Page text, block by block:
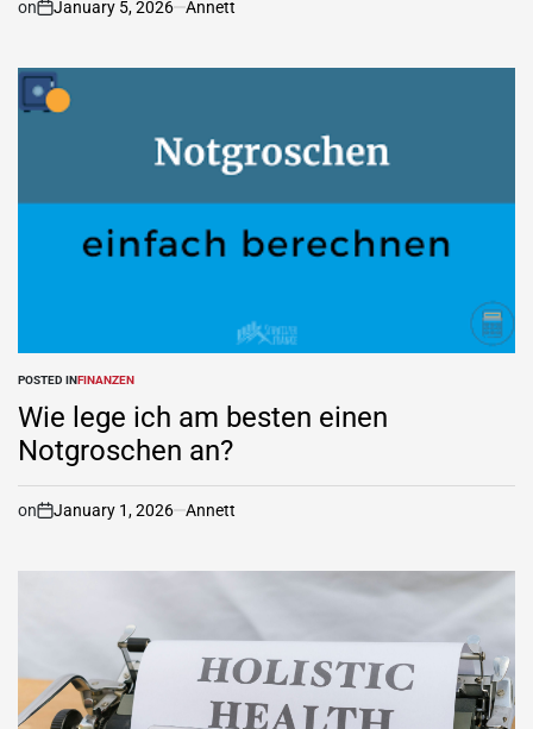
on January 5, 2026 Annett
POSTED INFINANZEN
Wie lege ich am besten einen
Notgroschen an?
on January 1, 2026 Annett